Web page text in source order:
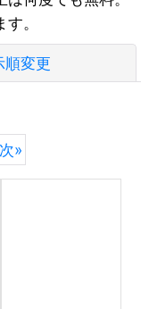
。
順変更
次»